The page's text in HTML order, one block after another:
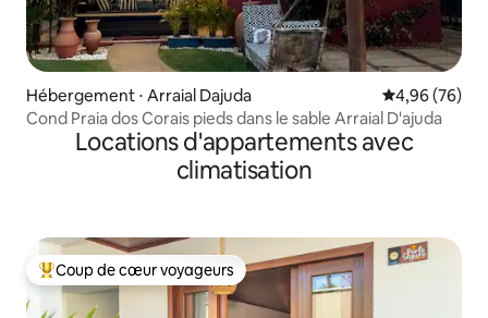
Hébergement ⋅ Arraial Dajuda Évaluation
4,96 (76)
Cond Praia dos Corais pieds dans le sable Arraial D'ajuda
Locations d'appartements avec
climatisation
Coups de cœur voyageurs les plus appréciés
Coup de cœur voyageurs